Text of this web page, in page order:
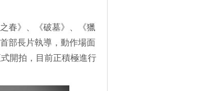
春》、《破墓》、《獵
部長片執導，動作場面
開拍，目前正積極進行